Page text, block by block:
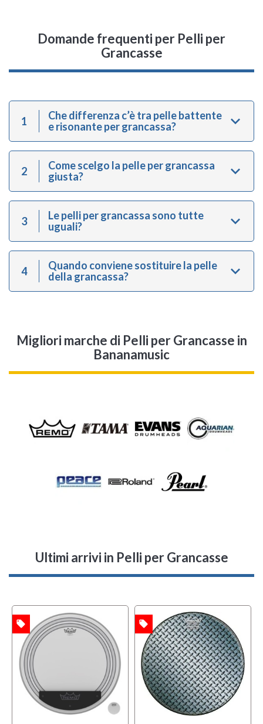
Domande frequenti per Pelli per
Grancasse
1
Che differenza c’è tra pelle battente
e risonante per grancassa?
2
Come scelgo la pelle per grancassa
giusta?
3
Le pelli per grancassa sono tutte
uguali?
4
Quando conviene sostituire la pelle
della grancassa?
Migliori marche di Pelli per Grancasse in
Bananamusic
Ultimi arrivi in Pelli per Grancasse
local_offer OFFERTA local_offer OFFERTA